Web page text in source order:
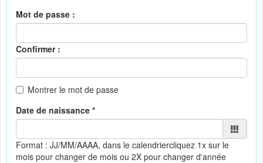
Mot de passe :
Confirmer :
Montrer le mot de passe
Date de naissance *
Format : JJ/MM/AAAA, dans le calendriercliquez 1x sur le
mois pour changer de mois ou 2X pour changer d'année